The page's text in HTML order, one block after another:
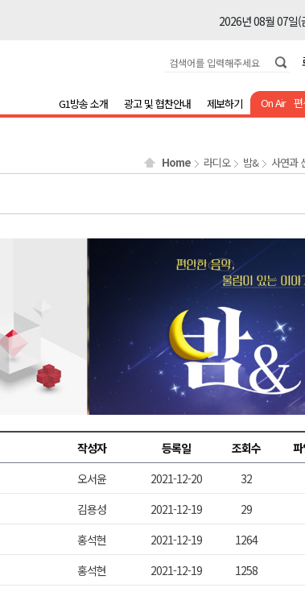
2026년 08월 07일(
2026년 08월 07일(금)
2026년 08월 07일(
2026년 08월 07일(
2026년 08월 07일(금)
2026년 08월 07일(
2026년 08월 07일(금)
2026년 08월 07일(
2026년 08월 07일(금)
2026년 08월 07일(금)
2026년 08월 07일(금)
2026년 08월 07일(
2026년 08월 07일(
2026년 08월 07일(금)
On Air
G1방송 소개 광고 및 협찬안내 제보하기
Home 라디오 밤& 사연과
작성자 등록일 조회수
오서윤 2021-12-20
32
김용성 2021-12-19
29
홍석현 2021-12-19
1264
홍석현 2021-12-19
1258